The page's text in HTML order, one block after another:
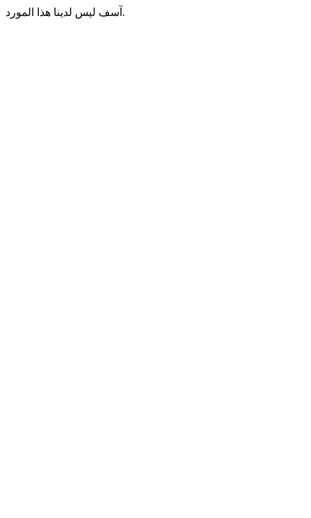
آسف ليس لدينا هذا المورد.